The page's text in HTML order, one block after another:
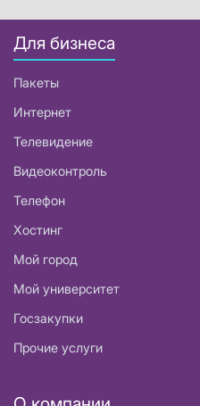
Для бизнеса
Пакеты
Интернет
Телевидение
Видеоконтроль
Телефон
Хостинг
Мой город
Мой университет
Госзакупки
Прочие услуги